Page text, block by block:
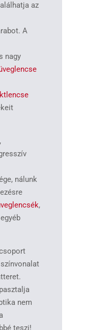
az
A
nagy
nálunk
,
nem
teszi!